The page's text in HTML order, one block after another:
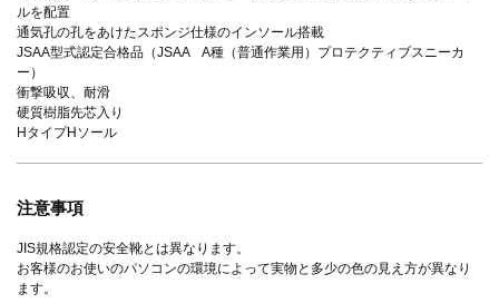
ルを配置
通気孔の孔をあけたスポンジ仕様のインソール搭載
JSAA型式認定合格品（JSAA A種（普通作業用）プロテクティブスニーカ
ー）
衝撃吸収、耐滑
硬質樹脂先芯入り
HタイプHソール
注意事項
JIS規格認定の安全靴とは異なります。
お客様のお使いのパソコンの環境によって実物と多少の色の見え方が異なり
ます。